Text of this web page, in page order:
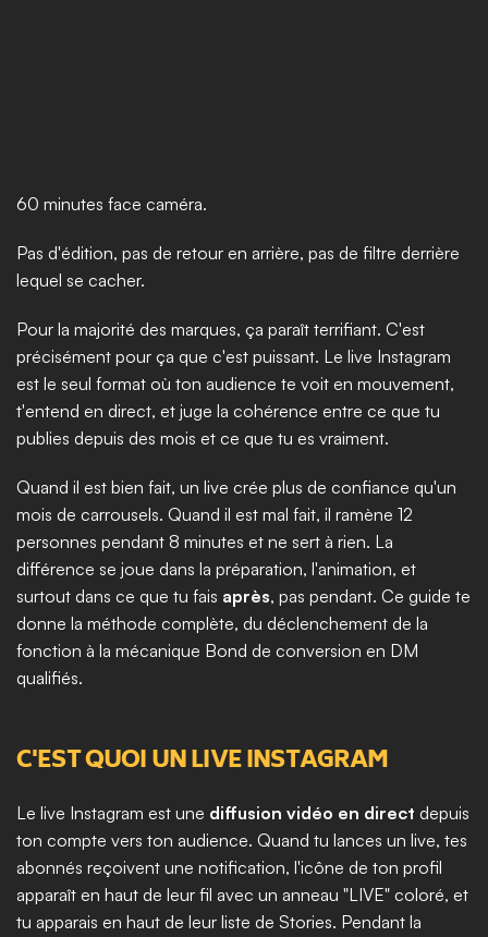
60 minutes face caméra.
Pas d'édition, pas de retour en arrière, pas de filtre derrière
lequel se cacher.
Pour la majorité des marques, ça paraît terrifiant. C'est
précisément pour ça que c'est puissant. Le live Instagram
est le seul format où ton audience te voit en mouvement,
t'entend en direct, et juge la cohérence entre ce que tu
publies depuis des mois et ce que tu es vraiment.
Quand il est bien fait, un live crée plus de confiance qu'un
mois de carrousels. Quand il est mal fait, il ramène 12
personnes pendant 8 minutes et ne sert à rien. La
différence se joue dans la préparation, l'animation, et
surtout dans ce que tu fais après, pas pendant. Ce guide te
donne la méthode complète, du déclenchement de la
fonction à la mécanique Bond de conversion en DM
qualifiés.
C'EST QUOI UN LIVE INSTAGRAM
Le live Instagram est une diffusion vidéo en direct depuis
ton compte vers ton audience. Quand tu lances un live, tes
abonnés reçoivent une notification, l'icône de ton profil
apparaît en haut de leur fil avec un anneau "LIVE" coloré, et
tu apparais en haut de leur liste de Stories. Pendant la